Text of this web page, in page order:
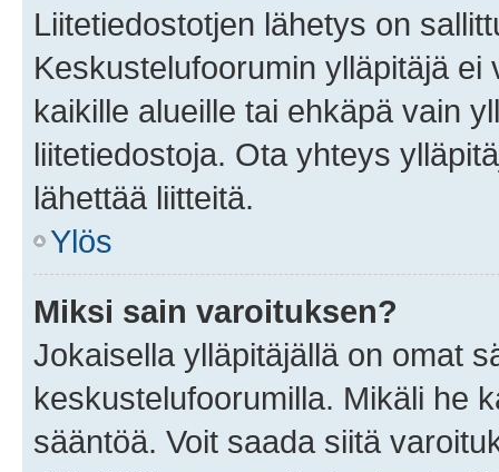
Liitetiedostotjen lähetys on
Keskustelufoorumin ylläpitäjä
kaikille alueille tai ehkäpä vain
liitetiedostoja. Ota yhteys
lähettää liitteitä.
Ylös
Miksi sain varoituksen?
Jokaisella ylläpitäjällä on omat
keskustelufoorumilla. Mikäli he
sääntöä. Voit saada siitä